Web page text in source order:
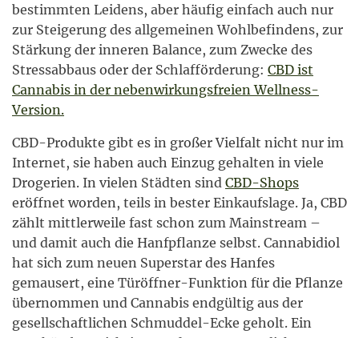
bestimmten Leidens, aber häufig einfach auch nur
zur Steigerung des allgemeinen Wohlbefindens, zur
Stärkung der inneren Balance, zum Zwecke des
Stressabbaus oder der Schlafförderung: CBD ist
Cannabis in der nebenwirkungsfreien Wellness-
Version.
CBD-Produkte gibt es in großer Vielfalt nicht nur im
Internet, sie haben auch Einzug gehalten in viele
Drogerien. In vielen Städten sind CBD-Shops
eröffnet worden, teils in bester Einkaufslage. Ja, CBD
zählt mittlerweile fast schon zum Mainstream –
und damit auch die Hanfpflanze selbst. Cannabidiol
hat sich zum neuen Superstar des Hanfes
gemausert, eine Türöffner-Funktion für die Pflanze
übernommen und Cannabis endgültig aus der
gesellschaftlichen Schmuddel-Ecke geholt. Ein